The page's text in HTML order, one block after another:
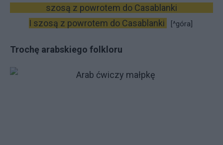
I szosą z powrotem do Casablanki [^góra]
Trochę arabskiego folkloru